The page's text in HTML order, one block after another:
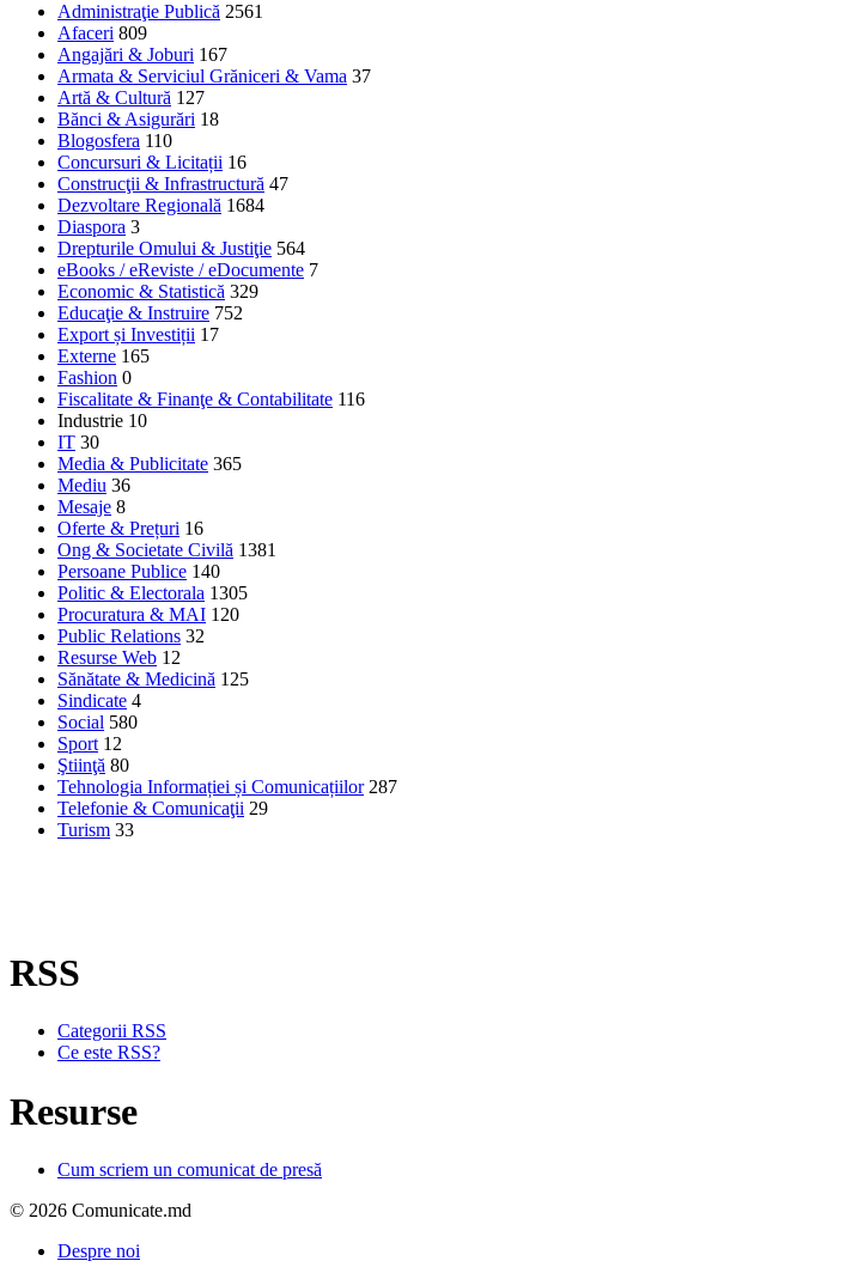
Administraţie Publică 2561
Afaceri 809
Angajări & Joburi 167
Armata & Serviciul Grăniceri & Vama 37
Artă & Cultură 127
Bănci & Asigurări 18
Blogosfera 110
Concursuri & Licitații 16
Construcţii & Infrastructură 47
Dezvoltare Regională 1684
Diaspora 3
Drepturile Omului & Justiţie 564
eBooks / eReviste / eDocumente 7
Economic & Statistică 329
Educaţie & Instruire 752
Export și Investiții 17
Externe 165
Fashion 0
Fiscalitate & Finanţe & Contabilitate 116
Industrie 10
IT 30
Media & Publicitate 365
Mediu 36
Mesaje 8
Oferte & Prețuri 16
Ong & Societate Civilă 1381
Persoane Publice 140
Politic & Electorala 1305
Procuratura & MAI 120
Public Relations 32
Resurse Web 12
Sănătate & Medicină 125
Sindicate 4
Social 580
Sport 12
Ştiinţă 80
Tehnologia Informației și Comunicațiilor 287
Telefonie & Comunicaţii 29
Turism 33
RSS
Categorii RSS
Ce este RSS?
Resurse
Cum scriem un comunicat de presă
© 2026 Comunicate.md
Despre noi